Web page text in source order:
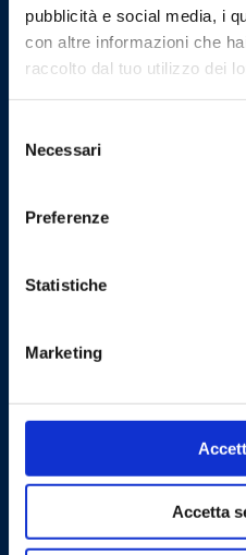
pubblicità e social media, i
con altre informazioni che
raccolto dal tuo utilizzo dei
delNecessari
Preferenze
Statistiche
Marketing
Accetta
Barberi Rubinetterie
Via Monte Fenera, 7 -
28075
Zertifizierte Post PEC:
Whistleblowing: